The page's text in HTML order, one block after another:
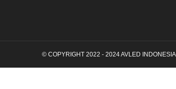
© COPYRIGHT 2022 - 2024 AVLED INDONESIA